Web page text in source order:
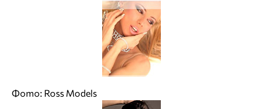
Фото: Ross Models